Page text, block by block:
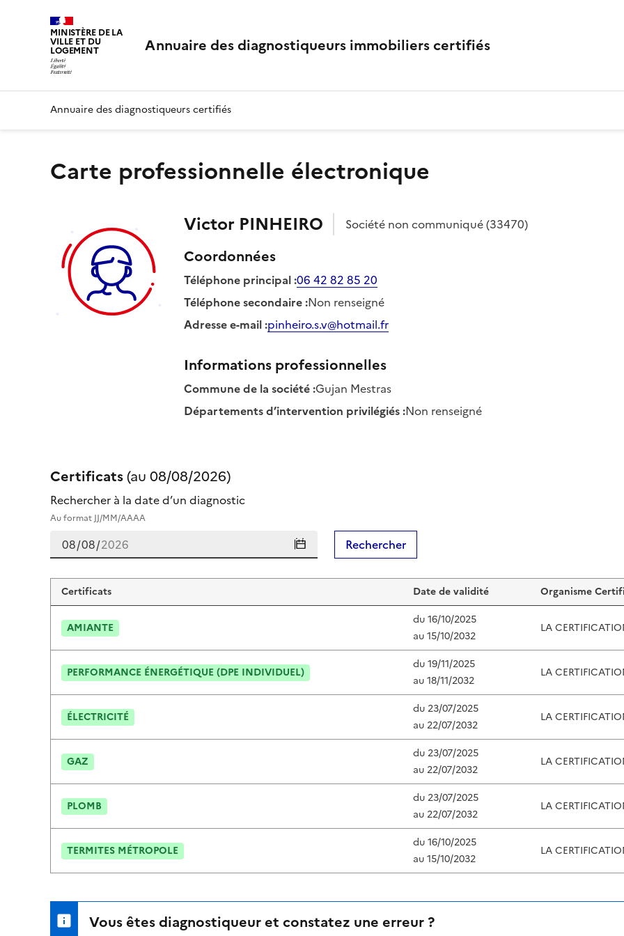
MINISTÈRE DE LA
VILLE ET DU
LOGEMENT Annuaire des diagnostiqueurs immobiliers certifiés
Annuaire des diagnostiqueurs certifiés
Carte professionnelle électronique
Victor PINHEIRO Société non communiqué(33470)
Coordonnées
Téléphone principal:06 42 82 85 20
Téléphone secondaire:Non renseigné
Adresse e-mail:pinheiro.s.v@hotmail.fr
Informations professionnelles
Commune de la société:Gujan Mestras
Départements d’intervention privilégiés:Non renseigné
Certificats(au 08/08/2026)
Rechercher à la date d’un diagnostic
Au format JJ/MM/AAAA
Rechercher
Certificats de victor pinheiro
Certificats Date de validité Organisme
AMIANTE
du16/10/2025
au15/10/2032
LA
PERFORMANCE ÉNERGÉTIQUE (DPE INDIVIDUEL)
du19/11/2025
au18/11/2032
LA
ÉLECTRICITÉ
du 23/07/2025
au 22/07/2032
LA
GAZ
du 23/07/2025
au 22/07/2032
LA
PLOMB
du 23/07/2025
au 22/07/2032
LA
TERMITES MÉTROPOLE
du16/10/2025
au15/10/2032
LA
Vous êtes diagnostiqueur et constatez une erreur ?